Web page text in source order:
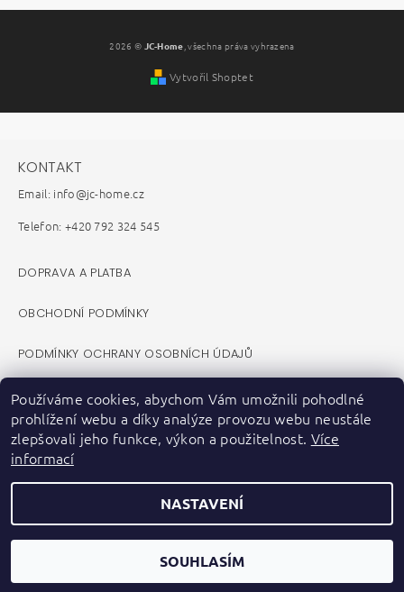
2026 © JC-Home, všechna práva vyhrazena
Vytvořil Shoptet
KONTAKT
Email: info@jc-home.cz
Telefon: +420 792 324 545
DOPRAVA A PLATBA
OBCHODNÍ PODMÍNKY
PODMÍNKY OCHRANY OSOBNÍCH ÚDAJŮ
REKLAMAČNÍ ŘÁD
VELKOOBCHOD B2B
Používáme cookies, abychom Vám umožnili pohodlné
prohlížení webu a díky analýze provozu webu neustále
zlepšovali jeho funkce, výkon a použitelnost. Více
informací
NASTAVENÍ
SOUHLASÍM